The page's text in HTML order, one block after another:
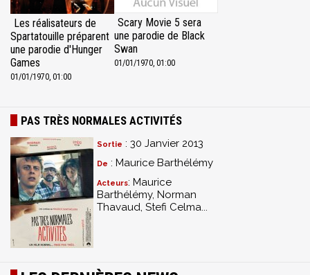
Les réalisateurs de
Spartatouille préparent
une parodie d'Hunger
Games
01/01/1970, 01:00
Scary Movie 5 sera
une parodie de Black
Swan
01/01/1970, 01:00
PAS TRÈS NORMALES ACTIVITÉS
Sortie : 30 Janvier 2013
De : Maurice Barthélémy
Acteurs: Maurice
Barthélémy, Norman
Thavaud, Stefi Celma...